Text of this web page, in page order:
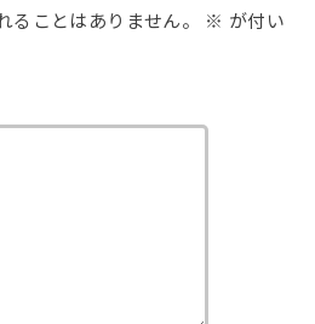
ることはありません。 ※ が付い